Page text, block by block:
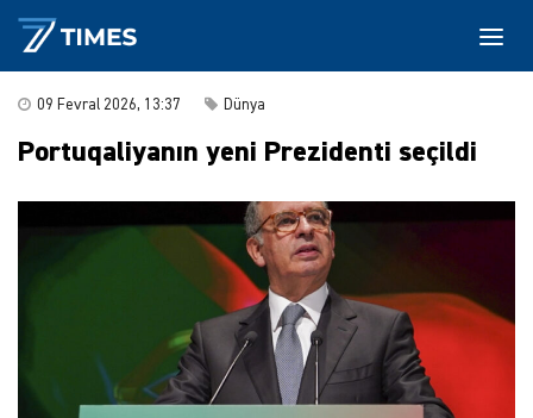
09 Fevral 2026, 13:37 Dünya
Portuqaliyanın yeni Prezidenti seçildi